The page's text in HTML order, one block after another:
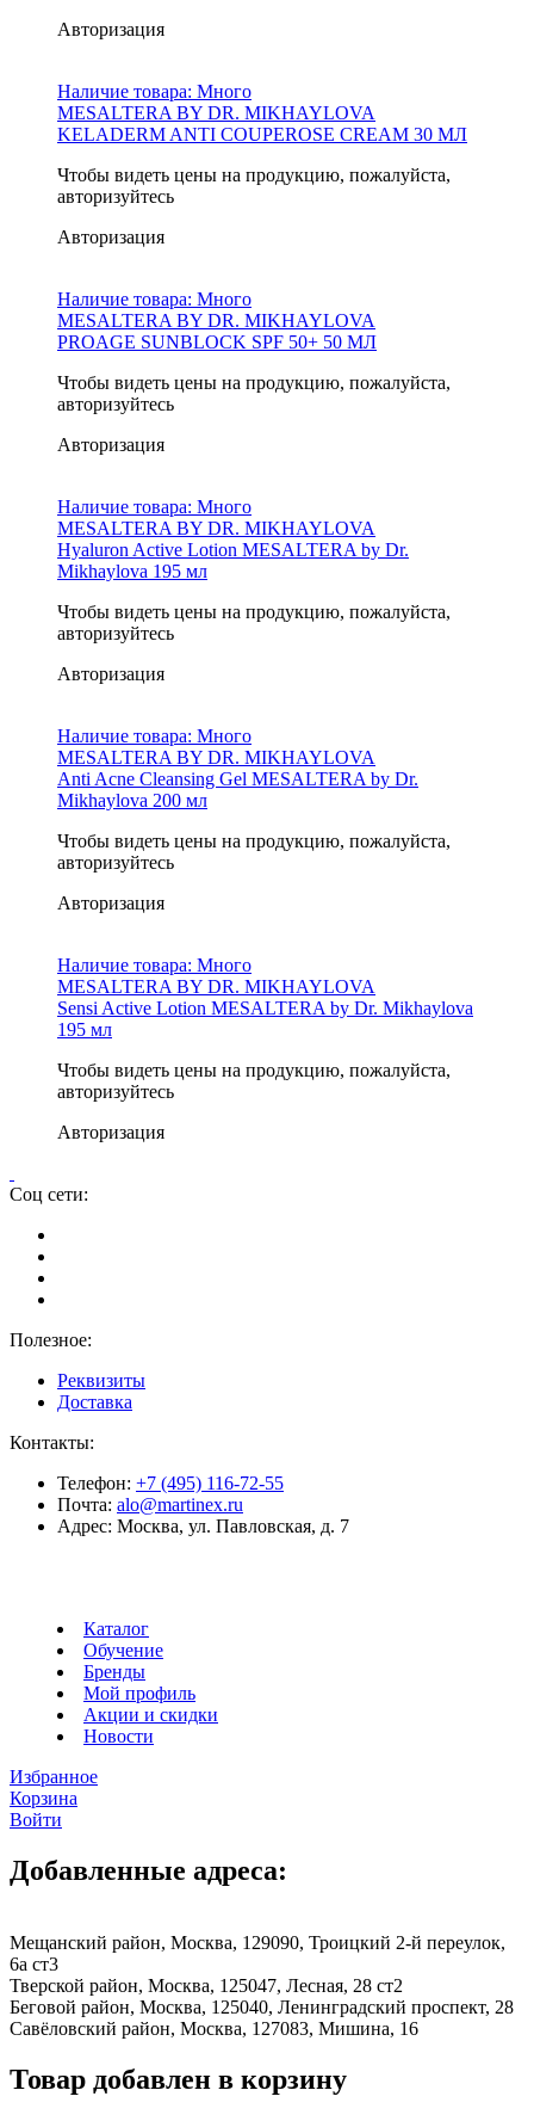
Авторизация
Наличие товара: Много
MESALTERA BY DR. MIKHAYLOVA
KELADERM ANTI COUPEROSE CREAM 30 МЛ
Чтобы видеть цены на продукцию, пожалуйста,
авторизуйтесь
Авторизация
Наличие товара: Много
MESALTERA BY DR. MIKHAYLOVA
PROAGE SUNBLOCK SPF 50+ 50 МЛ
Чтобы видеть цены на продукцию, пожалуйста,
авторизуйтесь
Авторизация
Наличие товара: Много
MESALTERA BY DR. MIKHAYLOVA
Hyaluron Active Lotion MESALTERA by Dr.
Mikhaylova 195 мл
Чтобы видеть цены на продукцию, пожалуйста,
авторизуйтесь
Авторизация
Наличие товара: Много
MESALTERA BY DR. MIKHAYLOVA
Anti Acne Cleansing Gel MESALTERA by Dr.
Mikhaylova 200 мл
Чтобы видеть цены на продукцию, пожалуйста,
авторизуйтесь
Авторизация
Наличие товара: Много
MESALTERA BY DR. MIKHAYLOVA
Sensi Active Lotion MESALTERA by Dr. Mikhaylova
195 мл
Чтобы видеть цены на продукцию, пожалуйста,
авторизуйтесь
Авторизация
Соц сети:
Полезное:
Реквизиты
Доставка
Контакты:
Телефон: +7 (495) 116-72-55
Почта: alo@martinex.ru
Адрес: Москва, ул. Павловская, д. 7
Каталог
Обучение
Бренды
Мой профиль
Акции и скидки
Новости
Избранное
Корзина
Войти
Добавленные адреса:
Мещанский район, Москва, 129090, Троицкий 2-й переулок,
6а ст3
Тверской район, Москва, 125047, Лесная, 28 ст2
Беговой район, Москва, 125040, Ленинградский проспект, 28
Савёловский район, Москва, 127083, Мишина, 16
Товар добавлен в корзину